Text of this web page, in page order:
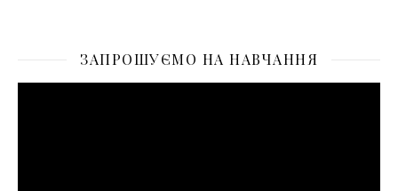
ЗАПРОШУЄМО НА НАВЧАННЯ
Відеопрогравач